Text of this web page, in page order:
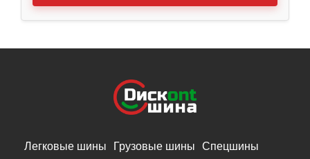
Легковые шины Грузовые шины
Спецшины